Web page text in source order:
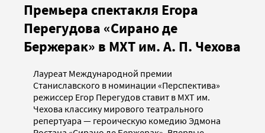
Премьера спектакля Егора
Перегудова «Сирано де
Бержерак» в МХТ им. А. П. Чехова
Лауреат Международной премии
Станиславского в номинации «Перспектива»
режиссер Егор Перегудов ставит в МХТ им.
Чехова классику мирового театрального
репертуара — героическую комедию Эдмона